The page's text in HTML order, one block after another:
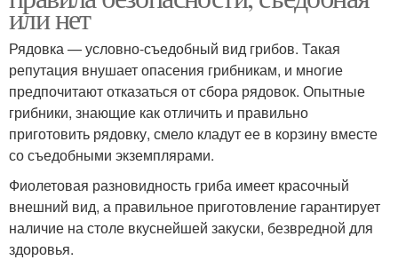
или нет
Рядовка — условно-съедобный вид грибов. Такая
репутация внушает опасения грибникам, и многие
предпочитают отказаться от сбора рядовок. Опытные
грибники, знающие как отличить и правильно
приготовить рядовку, смело кладут ее в корзину вместе
со съедобными экземплярами.
Фиолетовая разновидность гриба имеет красочный
внешний вид, а правильное приготовление гарантирует
наличие на столе вкуснейшей закуски, безвредной для
здоровья.